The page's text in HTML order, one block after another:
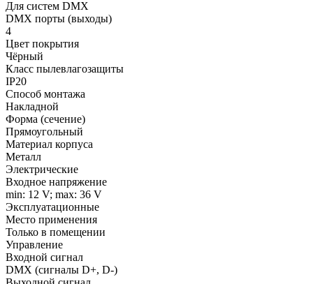
Для систем DMX
DMX порты (выходы)
4
Цвет покрытия
Чёрный
Класс пылевлагозащиты
IP20
Способ монтажа
Накладной
Форма (сечение)
Прямоугольный
Материал корпуса
Металл
Электрические
Входное напряжение
min: 12 V; max: 36 V
Эксплуатационные
Место применения
Только в помещении
Управление
Входной сигнал
DMX (сигналы D+, D-)